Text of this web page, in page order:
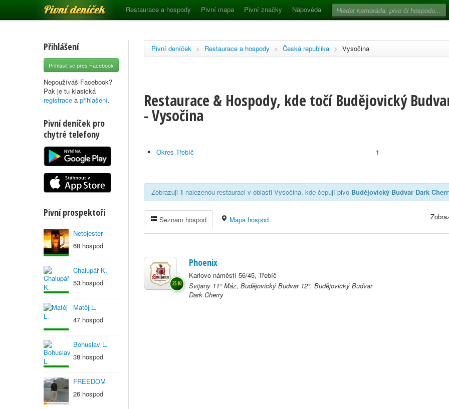
Pivní deníček Restaurace a hospody Pivní mapa Pivní značky Nápověda
Přihlášení
Přihlásit se přes Facebook
Nepoužíváš Facebook?
Pak je tu klasická
registrace a přihlašení.
Pivní deníček pro
chytré telefony
Pivní prospektoři
Netojester
68 hospod
Chalupář K.
53 hospod
Matěj L.
47 hospod
Bohuslav L.
38 hospod
FREEDOM
26 hospod
Pivní deníček > Restaurace a hospody > Česká republika > Vysočina
Restaurace & Hospody, kde točí Budějovický
- Vysočina
Okres Třebíč 1
Zobrazuji 1 nalezenou restauraci v oblasti Vysočina, kde čepují pivo Budějovický Budvar Dark
Seznam hospod Mapa hospod
Phoenix
Karlovo náměstí 56/45, Třebíč
Svijany 11° Máz, Budějovický Budvar 12°, Budějovický Budvar
Dark Cherry
25 Kč